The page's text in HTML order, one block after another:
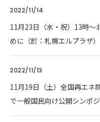
2022/11/14
11月23日（水・祝）13時～
めに（於：札幌エルプラザ）
2022/11/13
11月19日（土）全国再エネ
で一般国民向け公開シンポ